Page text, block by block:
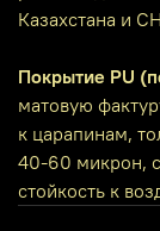
Казахстана и
Покрытие PU
матовую
к царапинам,
40-60 микрон,
стойкость к